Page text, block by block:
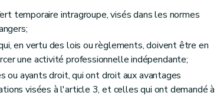
temporaire intragroupe, visés dans les normes
en vertu des lois ou règlements, doivent être en
une activité professionnelle indépendante;
ou ayants droit, qui ont droit aux avantages
visées à l'article 3, et celles qui ont demandé à